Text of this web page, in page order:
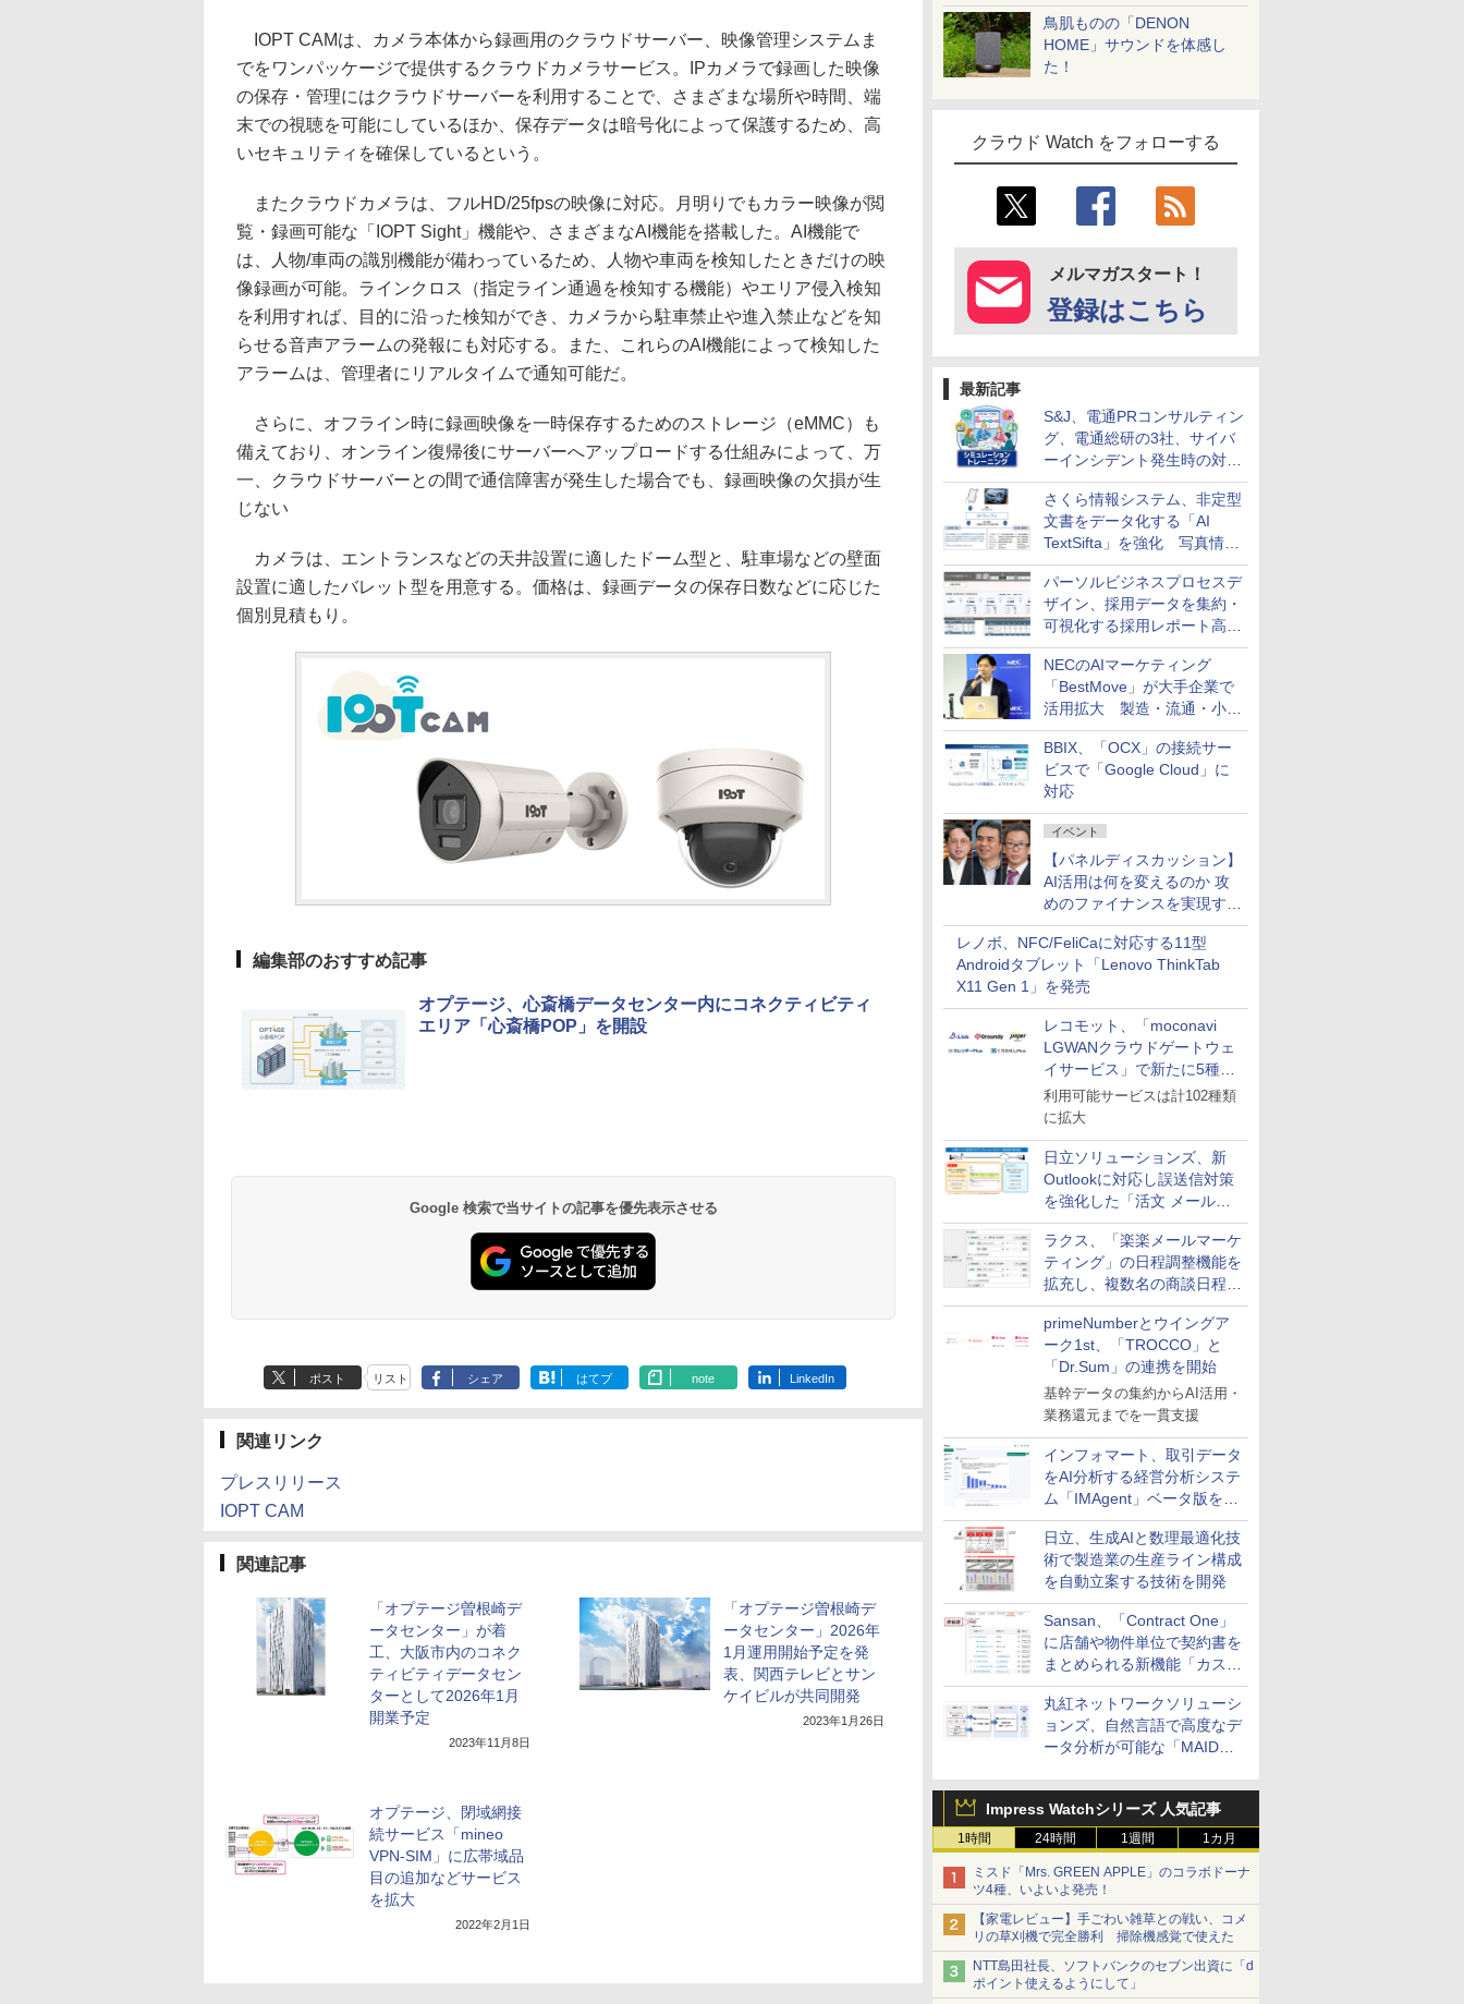
鳥肌ものの「DENON
HOME」サウンドを体感し
た！
クラウド Watch をフォローする
メルマガスタート！
登録はこちら
最新記事
S&J、電通PRコンサルティン
グ、電通総研の3社、サイバ
ーインシデント発生時の対応
と危機管理広報を一体的に訓
練するプログラムを提供
さくら情報システム、非定型
文書をデータ化する「AI
TextSifta」を強化 写真情報
のデータ化などに対応
パーソルビジネスプロセスデ
ザイン、採用データを集約・
可視化する採用レポート高速
化サービスを提供
NECのAIマーケティング
「BestMove」が大手企業で
活用拡大 製造・流通・小売
企業・広告代理店などが実装
フェーズへ
BBIX、「OCX」の接続サー
ビスで「Google Cloud」に
対応
イベント
【パネルディスカッション】
AI活用は何を変えるのか 攻
めのファイナンスを実現する
業務設計とマインドセット変
革
レノボ、NFC/FeliCaに対応する11型
Androidタブレット「Lenovo ThinkTab
X11 Gen 1」を発売
レコモット、「moconavi
LGWANクラウドゲートウェ
イサービス」で新たに5種類
のサービスと連携開始
利用可能サービスは計102種類
に拡大
日立ソリューションズ、新
Outlookに対応し誤送信対策
を強化した「活文 メール誤
送信防止アドインサービス」
を提供
ラクス、「楽楽メールマーケ
ティング」の日程調整機能を
拡充し、複数名の商談日程調
整を効率化
primeNumberとウイングア
ーク1st、「TROCCO」と
「Dr.Sum」の連携を開始
基幹データの集約からAI活用・
業務還元までを一貫支援
インフォマート、取引データ
をAI分析する経営分析システ
ム「IMAgent」ベータ版を提
供
日立、生成AIと数理最適化技
術で製造業の生産ライン構成
を自動立案する技術を開発
Sansan、「Contract One」
に店舗や物件単位で契約書を
まとめられる新機能「カスタ
ム契約ツリー」を追加
丸紅ネットワークソリューシ
ョンズ、自然言語で高度なデ
ータ分析が可能な「MAIDOA
Impress Watchシリーズ 人気記事
1時間 24時間 1週間 1カ月
ミスド「Mrs. GREEN APPLE」のコラボドーナ
ツ4種、いよいよ発売！
【家電レビュー】手ごわい雑草との戦い、コメ
リの草刈機で完全勝利 掃除機感覚で使えた
NTT島田社長、ソフトバンクのセブン出資に「d
ポイント使えるようにして」
IOPT CAMは、カメラ本体から録画用のクラウドサーバー、映像管理システムま
でをワンパッケージで提供するクラウドカメラサービス。IPカメラで録画した映像
の保存・管理にはクラウドサーバーを利用することで、さまざまな場所や時間、端
末での視聴を可能にしているほか、保存データは暗号化によって保護するため、高
いセキュリティを確保しているという。
またクラウドカメラは、フルHD/25fpsの映像に対応。月明りでもカラー映像が閲
覧・録画可能な「IOPT Sight」機能や、さまざまなAI機能を搭載した。AI機能で
は、人物/車両の識別機能が備わっているため、人物や車両を検知したときだけの映
像録画が可能。ラインクロス（指定ライン通過を検知する機能）やエリア侵入検知
を利用すれば、目的に沿った検知ができ、カメラから駐車禁止や進入禁止などを知
らせる音声アラームの発報にも対応する。また、これらのAI機能によって検知した
アラームは、管理者にリアルタイムで通知可能だ。
さらに、オフライン時に録画映像を一時保存するためのストレージ（eMMC）も
備えており、オンライン復帰後にサーバーへアップロードする仕組みによって、万
一、クラウドサーバーとの間で通信障害が発生した場合でも、録画映像の欠損が生
じない
カメラは、エントランスなどの天井設置に適したドーム型と、駐車場などの壁面
設置に適したバレット型を用意する。価格は、録画データの保存日数などに応じた
個別見積もり。
編集部のおすすめ記事
オプテージ、心斎橋データセンター内にコネクティビティ
エリア「心斎橋POP」を開設
Google 検索で当サイトの記事を優先表示させる
ポスト リスト シェア はてブ note LinkedIn
関連リンク
プレスリリース
IOPT CAM
関連記事
「オプテージ曽根崎デ
ータセンター」が着
工、大阪市内のコネク
ティビティデータセン
ターとして2026年1月
開業予定
2023年11月8日
「オプテージ曽根崎デ
ータセンター」2026年
1月運用開始予定を発
表、関西テレビとサン
ケイビルが共同開発
2023年1月26日
オプテージ、閉域網接
続サービス「mineo
VPN-SIM」に広帯域品
目の追加などサービス
を拡大
2022年2月1日